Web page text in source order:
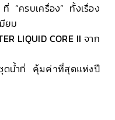
“ครบเครื่อง” ทั้งเรื่อง
ยม
LIQUID CORE II จาก
ดน้ำที่ คุ้มค่าที่สุดแห่งปี